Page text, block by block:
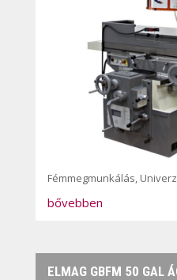
Fémmegmunkálás,
bővebben
ELMAG GBFM 50 GAL